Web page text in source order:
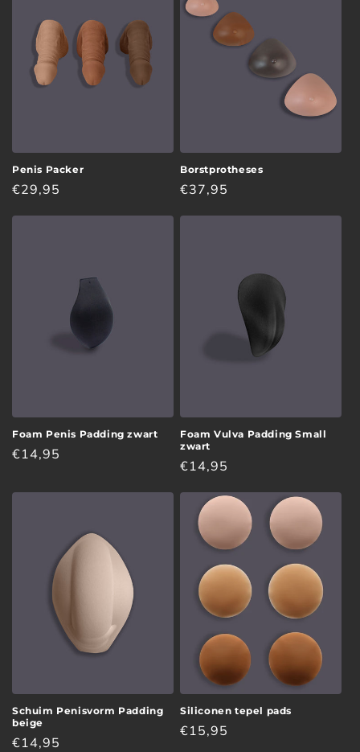
Penis Packer
Normale
€29,95
Borstprotheses
Normale
€37,95
Foam Penis Padding zwart
Normale
€14,95
Foam Vulva Padding Small
zwart
Normale
€14,95
Schuim Penisvorm Padding
beige
Normale
€14,95
Siliconen tepel pads
Normale
€15,95